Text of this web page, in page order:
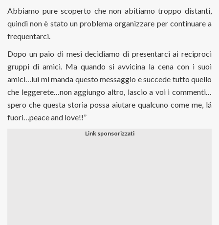
Abbiamo pure scoperto che non abitiamo troppo distanti,
quindi non è stato un problema organizzare per continuare a
frequentarci.
Dopo un paio di mesi decidiamo di presentarci ai reciproci
gruppi di amici. Ma quando si avvicina la cena con i suoi
amici…lui mi manda questo messaggio e succede tutto quello
che leggerete…non aggiungo altro, lascio a voi i commenti…
spero che questa storia possa aiutare qualcuno come me, lá
fuori…peace and love!!”